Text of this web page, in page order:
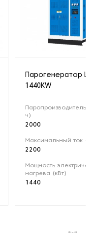
Парогенератор
1440KW
ч)
2000
Максимальный ток (А)
2200
Мощность
нагрева (кВт)
1440